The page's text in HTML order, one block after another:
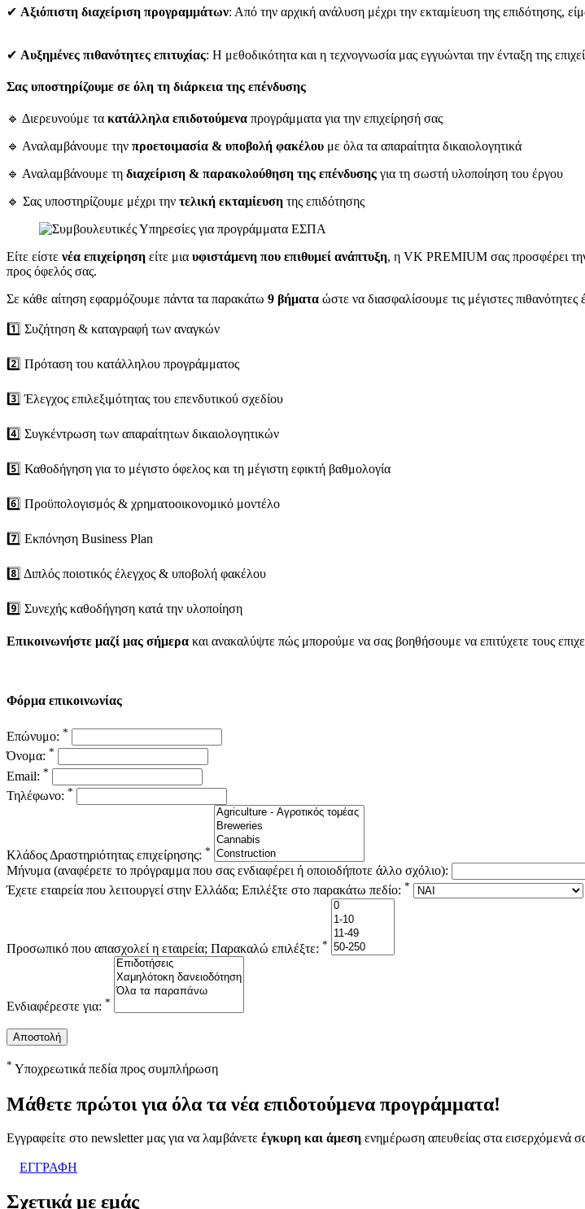
✔ Αξιόπιστη διαχείριση προγραμμάτων: Από την αρχική ανάλυση μέχρι την εκταμίευση της επιδότησης,
✔ Αυξημένες πιθανότητες επιτυχίας: Η μεθοδικότητα και η τεχνογνωσία μας εγγυώνται την ένταξη της
Σας υποστηρίζουμε σε όλη τη διάρκεια της επένδυσης
🔹 Διερευνούμε τα κατάλληλα επιδοτούμενα προγράμματα για την επιχείρησή σας
🔹 Αναλαμβάνουμε την προετοιμασία & υποβολή φακέλου με όλα τα απαραίτητα δικαιολογητικά
🔹 Αναλαμβάνουμε τη διαχείριση & παρακολούθηση της επένδυσης για τη σωστή υλοποίηση του έργου
🔹 Σας υποστηρίζουμε μέχρι την τελική εκταμίευση της επιδότησης
Είτε είστε νέα επιχείρηση είτε μια υφιστάμενη που επιθυμεί ανάπτυξη, η VK PREMIUM σας προσφέρει την
προς όφελός σας.
Σε κάθε αίτηση εφαρμόζουμε πάντα τα παρακάτω 9 βήματα ώστε να διασφαλίσουμε τις μέγιστες πιθανότητες
1️⃣ Συζήτηση & καταγραφή των αναγκών
2️⃣ Πρόταση του κατάλληλου προγράμματος
3️⃣ Έλεγχος επιλεξιμότητας του επενδυτικού σχεδίου
4️⃣ Συγκέντρωση των απαραίτητων δικαιολογητικών
5️⃣ Καθοδήγηση για το μέγιστο όφελος και τη μέγιστη εφικτή βαθμολογία
6️⃣ Προϋπολογισμός & χρηματοοικονομικό μοντέλο
7️⃣ Εκπόνηση Βusiness Plan
8️⃣ Διπλός ποιοτικός έλεγχος & υποβολή φακέλου
9️⃣ Συνεχής καθοδήγηση κατά την υλοποίηση
Επικοινωνήστε μαζί μας σήμερα και ανακαλύψτε πώς μπορούμε να σας βοηθήσουμε να επιτύχετε τους
Φόρμα επικοινωνίας
Επώνυμο: *
Όνομα: *
Email: *
Τηλέφωνο: *
Κλάδος Δραστηριότητας επιχείρησης: *
Μήνυμα (αναφέρετε το πρόγραμμα που σας ενδιαφέρει ή οποιοδήποτε άλλο σχόλιο):
Έχετε εταιρεία που λειτουργεί στην Ελλάδα; Επιλέξτε στο παρακάτω πεδίο: *
Προσωπικό που απασχολεί η εταιρεία; Παρακαλώ επιλέξτε: *
Ενδιαφέρεστε για: *
* Υποχρεωτικά πεδία προς συμπλήρωση
Μάθετε πρώτοιγια όλα τα νέα επιδοτούμενα προγράμματα!
Εγγραφείτε στο newsletter μας για να λαμβάνετε έγκυρη και άμεση ενημέρωση απευθείας στα εισερχόμενά
ΕΓΓΡΑΦΗ
Σχετικά με εμάς